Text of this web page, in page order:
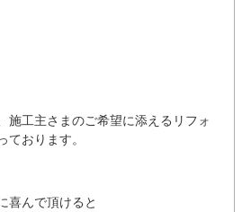
施工主さまのご希望に添えるリフォ
おります。
喜んで頂けると